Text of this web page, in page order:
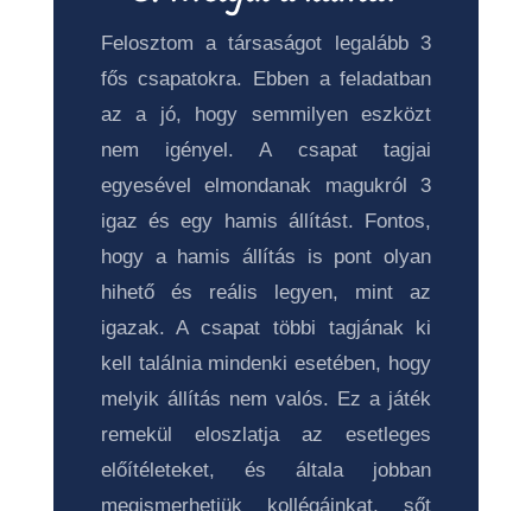
Felosztom a társaságot legalább 3
fős csapatokra. Ebben a feladatban
az a jó, hogy semmilyen eszközt
nem igényel. A csapat tagjai
egyesével elmondanak magukról 3
igaz és egy hamis állítást. Fontos,
hogy a hamis állítás is pont olyan
hihető és reális legyen, mint az
igazak. A csapat többi tagjának ki
kell találnia mindenki esetében, hogy
melyik állítás nem valós. Ez a játék
remekül eloszlatja az esetleges
előítéleteket, és általa jobban
megismerhetjük kollégáinkat, sőt